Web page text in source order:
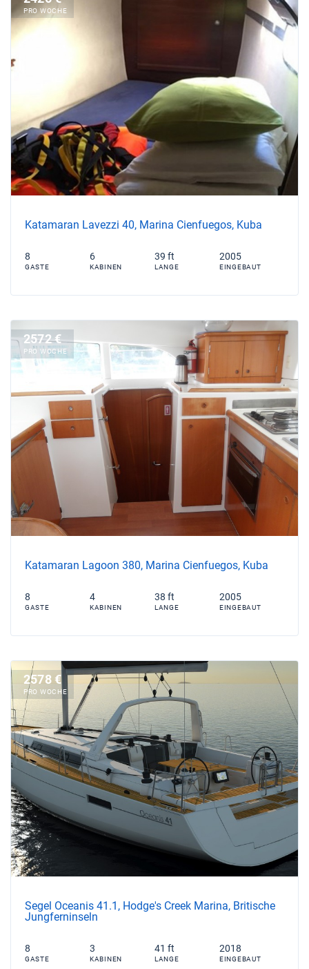
PRO WOCHE
Katamaran Lavezzi 40, Marina Cienfuegos, Kuba
8
GASTE
6
KABINEN
39 ft
LANGE
2005
EINGEBAUT
2572 €
PRO WOCHE
Katamaran Lagoon 380, Marina Cienfuegos, Kuba
8
GASTE
4
KABINEN
38 ft
LANGE
2005
EINGEBAUT
2578 €
PRO WOCHE
Segel Oceanis 41.1, Hodge's Creek Marina, Britische
Jungferninseln
8
GASTE
3
KABINEN
41 ft
LANGE
2018
EINGEBAUT